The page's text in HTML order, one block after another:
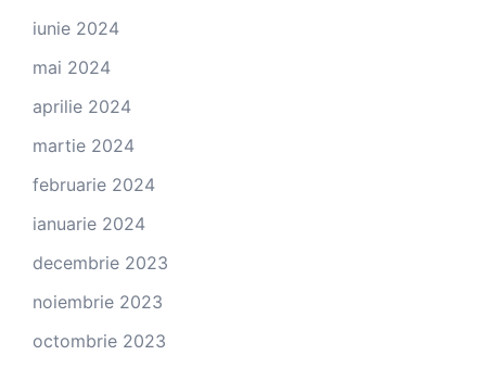
iunie 2024
mai 2024
aprilie 2024
martie 2024
februarie 2024
ianuarie 2024
decembrie 2023
noiembrie 2023
octombrie 2023